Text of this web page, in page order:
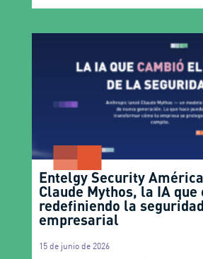
Entelgy Security
Claude Mythos, la IA que
redefiniendo la
empresarial
15 de junio de 2026